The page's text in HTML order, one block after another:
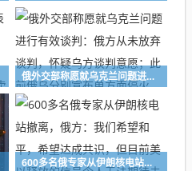
俄外交部称愿就乌克兰问题进行有效谈判：俄方从未放弃谈判，怀疑乌方谈判意愿；此前俄乌分别宣布单方面停火
600多名俄专家从伊朗核电站撤离，俄方：我们希望和平，希望达成共识，但目前美以释放的信号令人无法期待未来几天会停火